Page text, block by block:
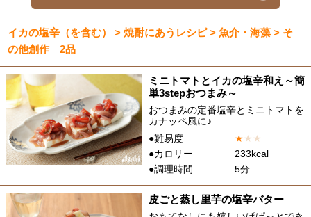
イカの塩辛（を含む） > 焼酎にあうレシピ > 魚介・海藻 > そ
の他創作 2品
ミニトマトとイカの塩辛和え～簡
単3stepおつまみ～
おつまみの定番塩辛とミニトマトを
カナッペ風に♪
●難易度
★★ ★
●カロリー
233kcal
●調理時間
5分
皮ごと蒸し里芋の塩辛バター